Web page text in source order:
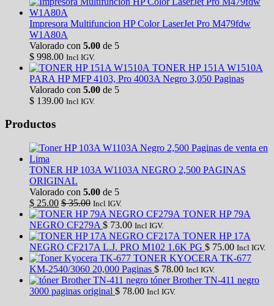
Impresora Multifuncion HP Color LaserJet Pro M479fdw
W1A80A
Valorado con 5.00 de 5
$ 998.00 Incl IGV.
TONER HP 151A W1510A
PARA HP MFP 4103, Pro 4003A Negro 3,050 Paginas
Valorado con 5.00 de 5
$ 139.00 Incl IGV.
Productos
TONER HP 103A W1103A NEGRO 2,500 PAGINAS
ORIGINAL
Valorado con 5.00 de 5
$ 25.00 $35.00 Incl IGV.
TONER HP 79A
NEGRO CF279A $ 73.00 Incl IGV.
TONER HP 17A
NEGRO CF217A L.J. PRO M102 1.6K PG $ 75.00 Incl IGV.
TONER KYOCERA TK-677
KM-2540/3060 20,000 Paginas $ 78.00 Incl IGV.
tóner Brother TN-411 negro
3000 paginas original $ 78.00 Incl IGV.